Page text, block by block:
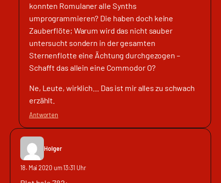
konnten Romulaner alle Synths
umprogrammieren? Die haben doch keine
Zauberflöte; Warum wird das nicht sauber
untersucht sondern in der gesamten
Sternenflotte eine Ächtung durchgezogen –
Schafft das allein eine Commodor O?
Ne, Leute, wirklich… Das ist mir alles zu schwach
erzählt.
Antworten
Holger
18. Mai 2020 um 13:31 Uhr